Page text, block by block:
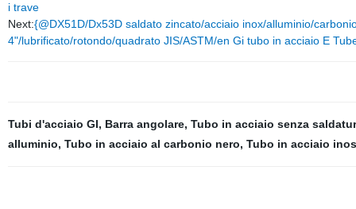
i trave
Next:{@DX51D/Dx53D saldato zincato/acciaio inox/alluminio/
4"/lubrificato/rotondo/quadrato JIS/ASTM/en Gi tubo in acciaio E
Tubi d'acciaio GI, Barra angolare, Tubo in acciaio senza
alluminio, Tubo in acciaio al carbonio nero, Tubo in acciaio